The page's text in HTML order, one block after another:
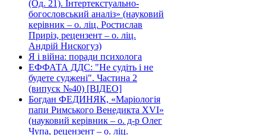
(Од. 21). Інтертекстуально-
богословський аналіз» (науковий
керівник – о. ліц. Ростислав
Приріз, рецензент – о. ліц.
Андрій Нискогуз)
Я і війна: поради психолога
ЕФФАТА ДДС: "Не судіть і не
будете суджені". Частина 2
(випуск №40) [ВІДЕО]
Богдан ФЕДИНЯК, «Маріологія
папи Римського Венедикта XVI»
(науковий керівник – о. д-р Олег
Чупа, рецензент – о. ліц.